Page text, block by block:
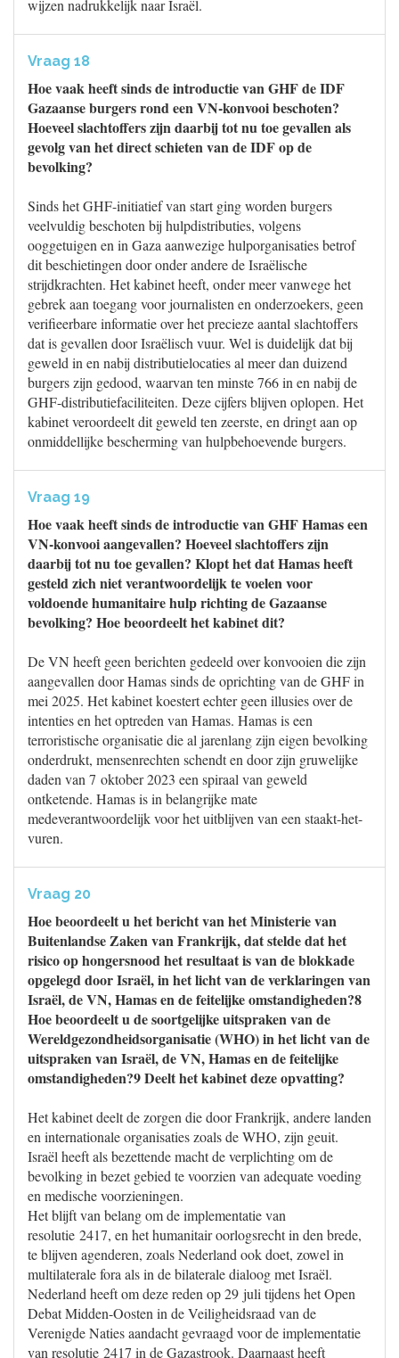
wijzen nadrukkelijk naar Israël.
Vraag 18
Hoe vaak heeft sinds de introductie van GHF de IDF
Gazaanse burgers rond een VN-konvooi beschoten?
Hoeveel slachtoffers zijn daarbij tot nu toe gevallen als
gevolg van het direct schieten van de IDF op de
bevolking?
Sinds het GHF-initiatief van start ging worden burgers
veelvuldig beschoten bij hulpdistributies, volgens
ooggetuigen en in Gaza aanwezige hulporganisaties betrof
dit beschietingen door onder andere de Israëlische
strijdkrachten. Het kabinet heeft, onder meer vanwege het
gebrek aan toegang voor journalisten en onderzoekers, geen
verifieerbare informatie over het precieze aantal slachtoffers
dat is gevallen door Israëlisch vuur. Wel is duidelijk dat bij
geweld in en nabij distributielocaties al meer dan duizend
burgers zijn gedood, waarvan ten minste 766 in en nabij de
GHF-distributiefaciliteiten. Deze cijfers blijven oplopen. Het
kabinet veroordeelt dit geweld ten zeerste, en dringt aan op
onmiddellijke bescherming van hulpbehoevende burgers.
Vraag 19
Hoe vaak heeft sinds de introductie van GHF Hamas een
VN-konvooi aangevallen? Hoeveel slachtoffers zijn
daarbij tot nu toe gevallen? Klopt het dat Hamas heeft
gesteld zich niet verantwoordelijk te voelen voor
voldoende humanitaire hulp richting de Gazaanse
bevolking? Hoe beoordeelt het kabinet dit?
De VN heeft geen berichten gedeeld over konvooien die zijn
aangevallen door Hamas sinds de oprichting van de GHF in
mei 2025. Het kabinet koestert echter geen illusies over de
intenties en het optreden van Hamas. Hamas is een
terroristische organisatie die al jarenlang zijn eigen bevolking
onderdrukt, mensenrechten schendt en door zijn gruwelijke
daden van 7 oktober 2023 een spiraal van geweld
ontketende. Hamas is in belangrijke mate
medeverantwoordelijk voor het uitblijven van een staakt-het-
vuren.
Vraag 20
Hoe beoordeelt u het bericht van het Ministerie van
Buitenlandse Zaken van Frankrijk, dat stelde dat het
risico op hongersnood het resultaat is van de blokkade
opgelegd door Israël, in het licht van de verklaringen van
Israël, de VN, Hamas en de feitelijke omstandigheden?8
Hoe beoordeelt u de soortgelijke uitspraken van de
Wereldgezondheidsorganisatie (WHO) in het licht van de
uitspraken van Israël, de VN, Hamas en de feitelijke
omstandigheden?9 Deelt het kabinet deze opvatting?
Het kabinet deelt de zorgen die door Frankrijk, andere landen
en internationale organisaties zoals de WHO, zijn geuit.
Israël heeft als bezettende macht de verplichting om de
bevolking in bezet gebied te voorzien van adequate voeding
en medische voorzieningen.
Het blijft van belang om de implementatie van
resolutie 2417, en het humanitair oorlogsrecht in den brede,
te blijven agenderen, zoals Nederland ook doet, zowel in
multilaterale fora als in de bilaterale dialoog met Israël.
Nederland heeft om deze reden op 29 juli tijdens het Open
Debat Midden-Oosten in de Veiligheidsraad van de
Verenigde Naties aandacht gevraagd voor de implementatie
van resolutie 2417 in de Gazastrook. Daarnaast heeft